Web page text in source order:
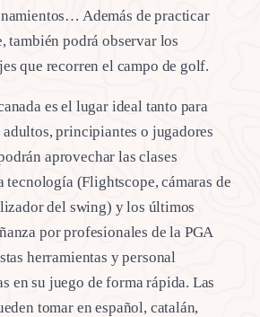
Además de practicar
también podrá observar los
que recorren el campo de golf.
es el lugar ideal tanto para
principiantes o jugadores
aprovechar las clases
(Flightscope, cámaras de
del swing) y los últimos
por profesionales de la PGA
herramientas y personal
en su juego de forma rápida. Las
tomar en español, catalán,